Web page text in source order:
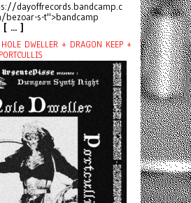
dayoffrecords.bandcamp.c
bezoar-s-t">bandcamp
[ ... ]
DWELLER + DRAGON KEEP +